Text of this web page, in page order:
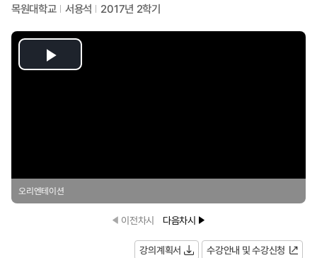
목원대학교 서용석 2017년 2학기
Play
오리엔테이션
이전차시 다음차시
강의계획서
수강안내 및 수강신청